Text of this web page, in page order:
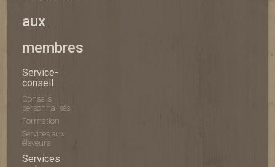
aux
membres
Service-
conseil
Conseils
personnalisés
Formation
Services aux
éleveurs
Services